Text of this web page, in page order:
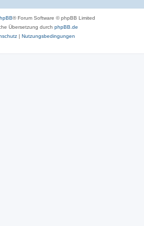
® Forum Software © phpBB Limited
Übersetzung durch phpBB.de
| Nutzungsbedingungen